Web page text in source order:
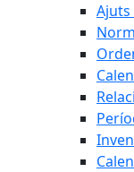
Ajuts